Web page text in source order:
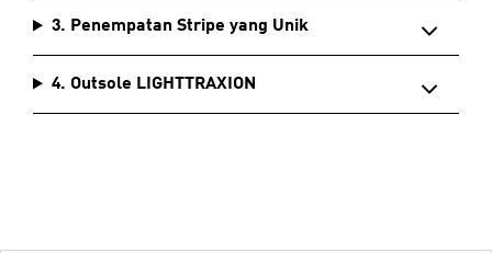
3. Penempatan Stripe yang Unik
4. Outsole LIGHTTRAXION